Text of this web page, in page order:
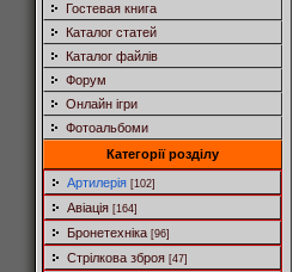
Гостевая книга
Каталог статей
Каталог файлів
Форум
Онлайн ігри
Фотоальбоми
Категорії розділу
Артилерія [102]
Авіація [164]
Бронетехніка [96]
Стрілкова зброя [47]